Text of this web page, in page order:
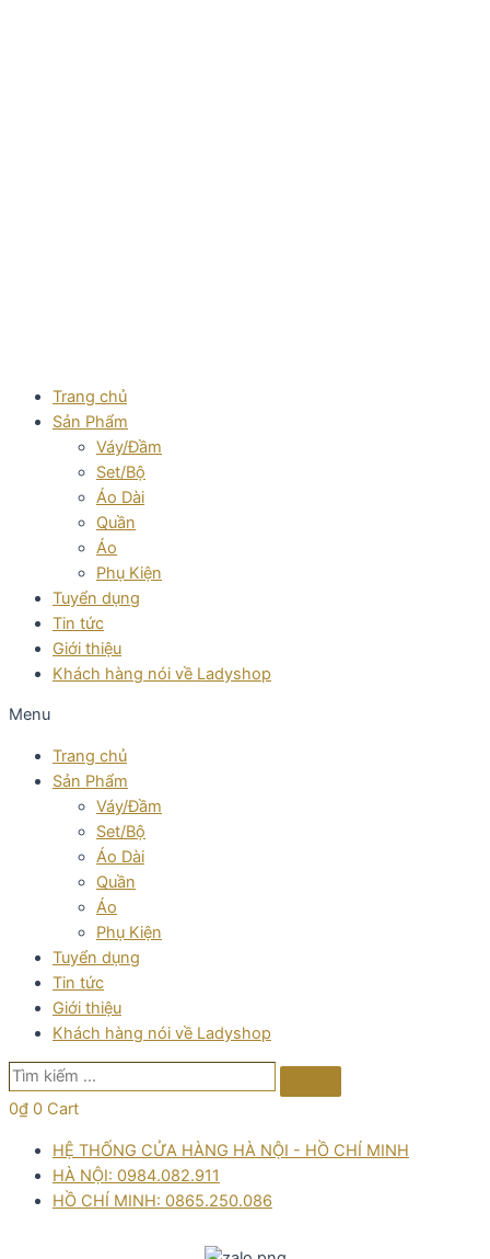
Trang chủ
Sản Phẩm
Váy/Đầm
Set/Bộ
Áo Dài
Quần
Áo
Phụ Kiện
Tuyển dụng
Tin tức
Giới thiệu
Khách hàng nói về Ladyshop
Menu
Trang chủ
Sản Phẩm
Váy/Đầm
Set/Bộ
Áo Dài
Quần
Áo
Phụ Kiện
Tuyển dụng
Tin tức
Giới thiệu
Khách hàng nói về Ladyshop
Tìm
kiếm
…
0₫ 0 Cart
HỆ THỐNG CỬA HÀNG HÀ NỘI - HỒ CHÍ MINH
HÀ NỘI: 0984.082.911
HỒ CHÍ MINH: 0865.250.086